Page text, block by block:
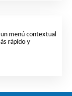
menú contextual
rápido y